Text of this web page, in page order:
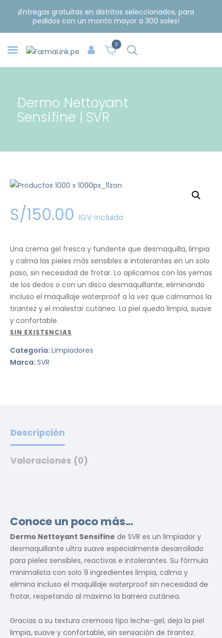
¡Entregas gratuitas en distritos seleccionados, para
pedidos con un monto mayor a 300 soles!
0
Dermo Nettoyant
Sensifine | SVR
S/150.00 IGV incluido
Una crema gel fresca y fundente que desmaquilla, limpia
y calma las pieles más sensibles e intolerantes en un solo
paso, sin necesidad de frotar. Lo aplicamos con las yemas
de los dedos o con un disco desmaquillante, eliminando
incluso el maquillaje waterproof a la vez que calmamos la
tirantez y el malestar cutáneo. La piel queda limpia, suave
y confortable.
SIN EXISTENCIAS
Categoría: Limpiadores
Marca: SVR
Descripción
Valoraciones (0)
Conoce un poco más…
Dermo Nettoyant Sensifine de SVR es un limpiador y
desmaquillante ultra suave especialmente desarrollado
para pieles sensibles, reactivas e intolerantes. Su fórmula
minimalista con solo 9 ingredientes limpia, calma y
elimina incluso el maquillaje waterproof sin necesidad de
frotar, respetando al máximo la barrera cutánea.
Gracias a su textura cremosa tipo leche-gel, deja la piel
limpia, suave y confortable, sin sensación de tirantez.